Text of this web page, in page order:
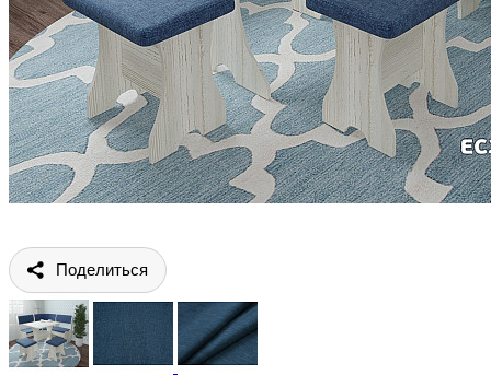
Поделиться